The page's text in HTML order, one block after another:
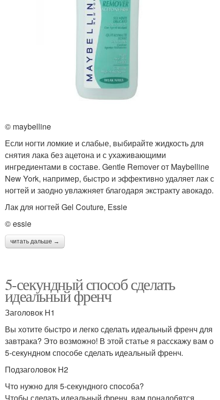
© maybelline
Если ногти ломкие и слабые, выбирайте жидкость для
снятия лака без ацетона и с ухаживающими
ингредиентами в составе. Gentle Remover от Maybelline
New York, например, быстро и эффективно удаляет лак с
ногтей и заодно увлажняет благодаря экстракту авокадо.
Лак для ногтей Gel Couture, Essie
© essie
читать дальше →
5-секундный способ сделать
идеальный френч
Заголовок H1
Вы хотите быстро и легко сделать идеальный френч для
завтрака? Это возможно! В этой статье я расскажу вам о
5-секундном способе сделать идеальный френч.
Подзаголовок H2
Что нужно для 5-секундного способа?